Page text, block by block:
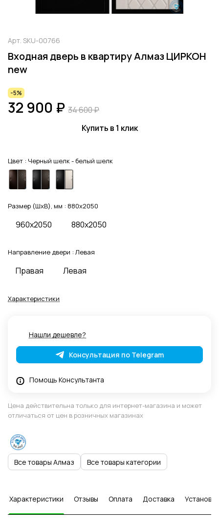
Арт. SKU-00766
Входная дверь в квартиру Алмаз ЦИРКОН
new
-5%
32 900 ₽ 34 600 ₽
Купить в 1 клик
Цвет : Черный шелк - белый шелк
Размер (ШхВ), мм : 880x2050
960x2050 880x2050
Направление двери : Левая
Правая Левая
Характеристики
Нашли дешевле?
Консультация по Telegram
Помощь Консультанта
Цена действительна только для интернет-магазина и может
отличаться от цен в розничных магазинах
Все товары Алмаз Все товары категории
Характеристики Отзывы Оплата Доставка Установка